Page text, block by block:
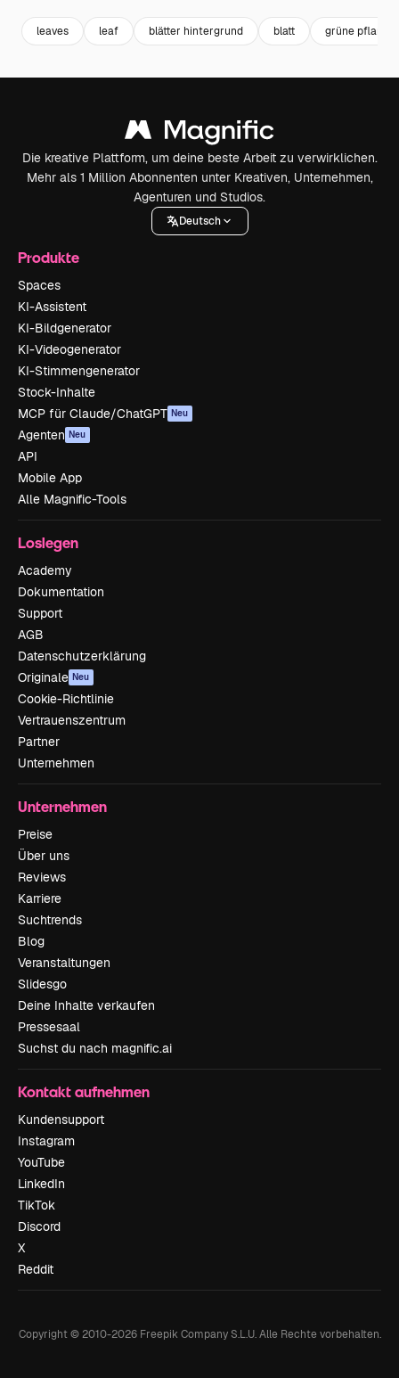
leaves leaf blätter hintergrund blatt grüne
Die kreative Plattform, um deine beste Arbeit zu verwirklichen.
Mehr als 1 Million Abonnenten unter Kreativen, Unternehmen,
Agenturen und Studios.
Deutsch
Produkte
Spaces
KI-Assistent
KI-Bildgenerator
KI-Videogenerator
KI-Stimmengenerator
Stock-Inhalte
MCP für Claude/ChatGPT Neu
Agenten Neu
API
Mobile App
Alle Magnific-Tools
Loslegen
Academy
Dokumentation
Support
AGB
Datenschutzerklärung
Originale Neu
Cookie-Richtlinie
Vertrauenszentrum
Partner
Unternehmen
Unternehmen
Preise
Über uns
Reviews
Karriere
Suchtrends
Blog
Veranstaltungen
Slidesgo
Deine Inhalte verkaufen
Pressesaal
Suchst du nach magnific.ai
Kontakt aufnehmen
Kundensupport
Instagram
YouTube
LinkedIn
TikTok
Discord
X
Reddit
Copyright © 2010-2026Freepik Company S.L.U. Alle Rechte vorbehalten.